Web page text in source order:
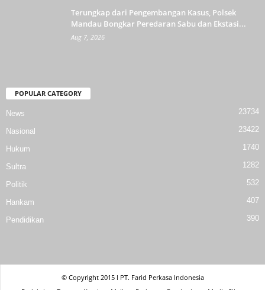
Terungkap dari Pengembangan Kasus, Polsek
Mandau Bongkar Peredaran Sabu dan Ekstasi...
Aug 7, 2026
POPULAR CATEGORY
News 23734
Nasional 23422
Hukum 1740
Sultra 1282
Politik 532
Hankam 407
Pendidikan 390
© Copyright 2015 l PT. Farid Perkasa Indonesia